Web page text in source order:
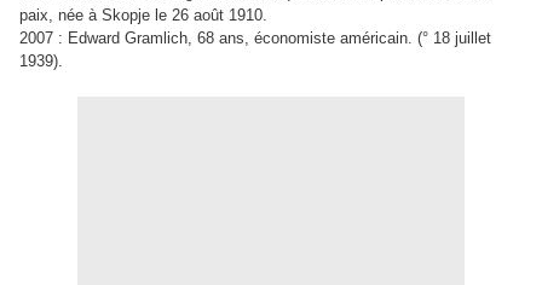
paix, née à Skopje le 26 août 1910.
2007 : Edward Gramlich, 68 ans, économiste américain. (° 18 juillet
1939).